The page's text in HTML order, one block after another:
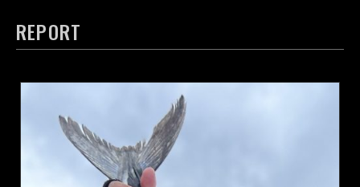
REPORT